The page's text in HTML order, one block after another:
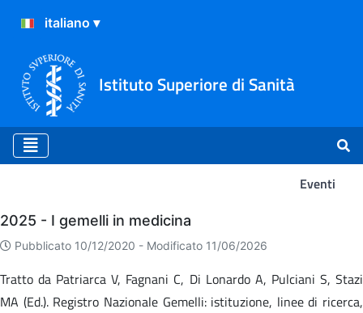
Istituto Superiore di Sanità
Eventi
Eventi
2025 - I gemelli in medicina
Pubblicato 10/12/2020 - Modificato 11/06/2026
Tratto da Patriarca V, Fagnani C, Di Lonardo A, Pulciani S, Stazi
MA (Ed.). Registro Nazionale Gemelli: istituzione, linee di ricerca,